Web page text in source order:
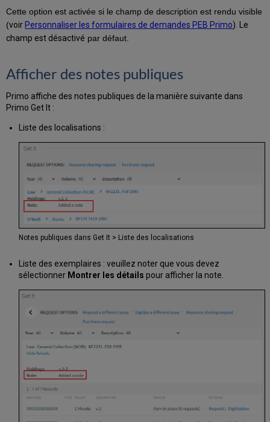
Cette option est activée si le champ de description est rendu visible
(voirPersonnaliser les formulaires de demandes PEB Primo). Le
champ est désactivé par défaut.
Afficher des notes publiques
Primo affiche des notes publiques de la manière suivante dans
Primo Get It :
Liste des localisations :
Notes publiques dans Get It > Liste des localisations
Liste des exemplaires : veuillez noter que vous devez
sélectionner Montrer les détails pour afficher la note.